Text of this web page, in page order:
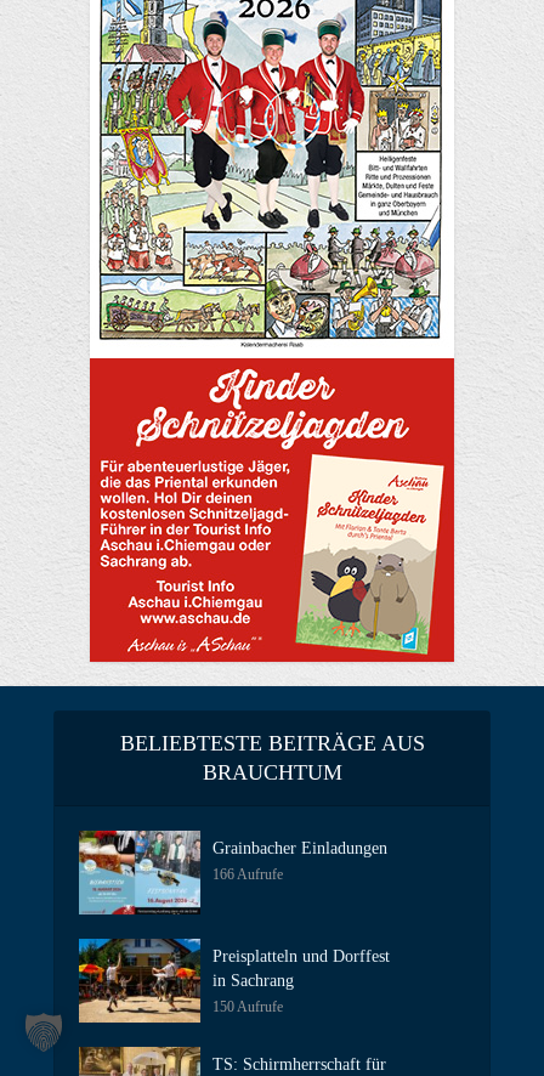
BELIEBTESTE BEITRÄGE AUS
BRAUCHTUM
Grainbacher Einladungen
166 Aufrufe
Preisplatteln und Dorffest
in Sachrang
150 Aufrufe
TS: Schirmherrschaft für